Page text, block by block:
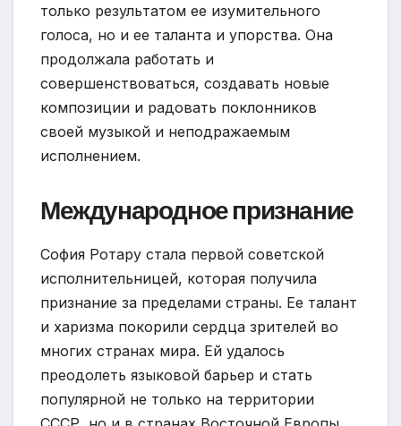
только результатом ее изумительного
голоса, но и ее таланта и упорства. Она
продолжала работать и
совершенствоваться, создавать новые
композиции и радовать поклонников
своей музыкой и неподражаемым
исполнением.
Международное признание
София Ротару стала первой советской
исполнительницей, которая получила
признание за пределами страны. Ее талант
и харизма покорили сердца зрителей во
многих странах мира. Ей удалось
преодолеть языковой барьер и стать
популярной не только на территории